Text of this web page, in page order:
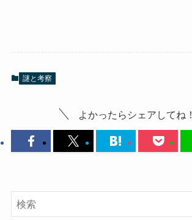
謎と考察
よかったらシェアしてね！